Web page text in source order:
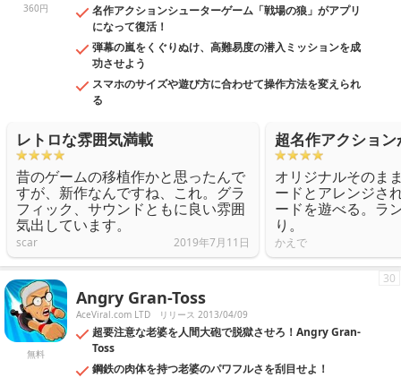
360円
名作アクションシューターゲーム「戦場の狼」がアプリ
になって復活！
弾幕の嵐をくぐりぬけ、高難易度の潜入ミッションを成
功させよう
スマホのサイズや遊び方に合わせて操作方法を変えられ
る
レトロな雰囲気満載
昔のゲームの移植作かと思ったんで
すが、新作なんですね、これ。グラ
フィック、サウンドともに良い雰囲
気出しています。
scar 2019年7月11日
超名作アクショ
オリジナルそのま
ードとアレンジさ
ードを遊べる。ラ
り。
かえで
無料
Angry Gran-Toss
AceViral.com LTD リリース 2013/04/09
超要注意な老婆を人間大砲で脱獄させろ！Angry Gran-
Toss
鋼鉄の肉体を持つ老婆のパワフルさを刮目せよ！
30